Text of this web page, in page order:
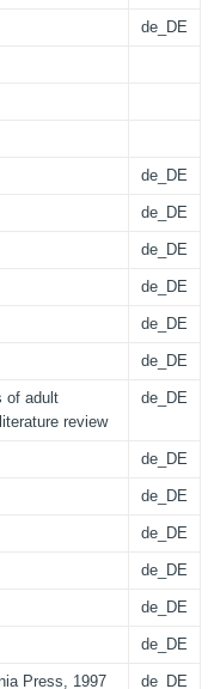
de_DE
de_DE
de_DE
de_DE
de_DE
de_DE
de_DE
of adult
review
de_DE
de_DE
de_DE
de_DE
de_DE
de_DE
de_DE
Press, 1997 de_DE